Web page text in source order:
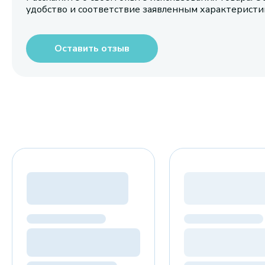
удобство и соответствие заявленным
Оставить отзыв